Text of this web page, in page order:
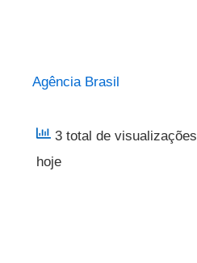
Agência Brasil
3 total de visualizações
hoje